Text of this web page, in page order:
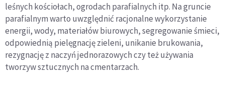
leśnych kościołach, ogrodach parafialnych itp. Na gruncie
parafialnym warto uwzględnić racjonalne wykorzystanie
energii, wody, materiałów biurowych, segregowanie śmieci,
odpowiednią pielęgnację zieleni, unikanie brukowania,
rezygnację z naczyń jednorazowych czy też używania
tworzyw sztucznych na cmentarzach.